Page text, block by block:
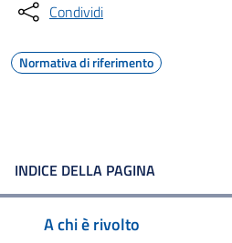
Condividi
Normativa di riferimento
INDICE DELLA PAGINA
A chi è rivolto